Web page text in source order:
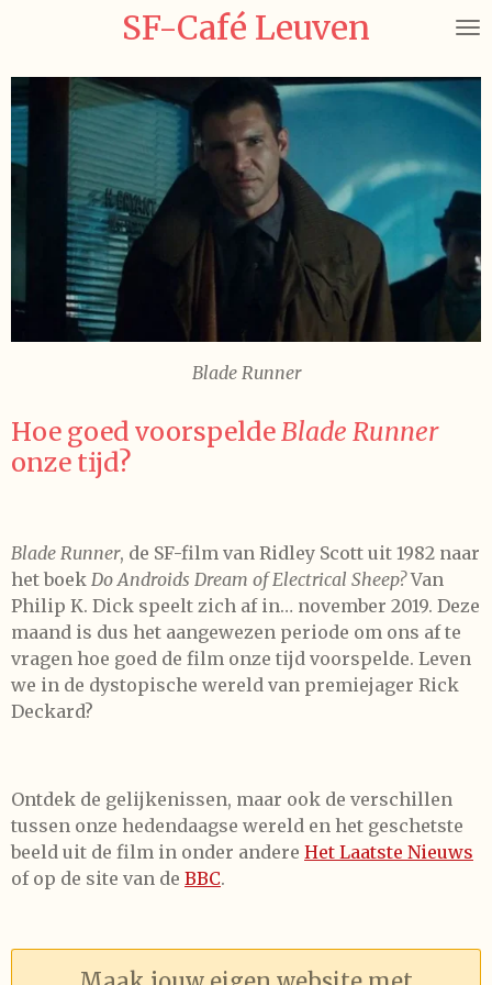
naar
de
hoofdinhoud
SF-Café Leuven
Blade Runner
Hoe goed voorspelde Blade Runner
onze tijd?
Blade Runner, de SF-film van Ridley Scott uit 1982 naar
het boek Do Androids Dream of Electrical Sheep?Van
Philip K. Dick speelt zich af in… november 2019. Deze
maand is dus het aangewezen periode om ons af te
vragen hoe goed de film onze tijd voorspelde. Leven
we in de dystopische wereld van premiejager Rick
Deckard?
Ontdek de gelijkenissen, maar ook de verschillen
tussen onze hedendaagse wereld en het geschetste
beeld uit de film in onder andere Het Laatste Nieuws
of op de site van de BBC.